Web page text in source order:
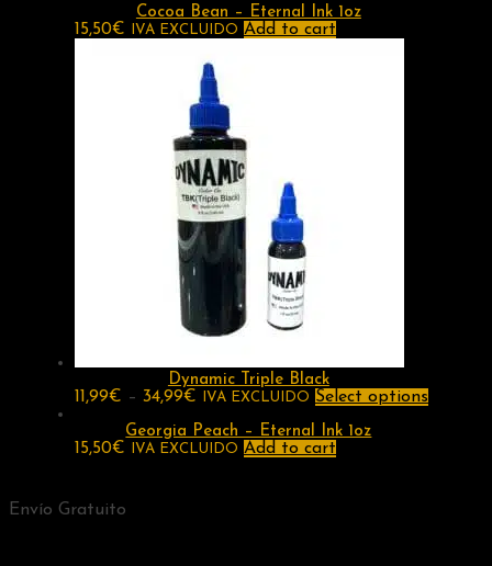
Cocoa Bean – Eternal Ink 1oz
15,50€ IVA EXCLUIDO Add to cart
Dynamic Triple Black
11,99€ – 34,99€ IVA EXCLUIDO Select options
Georgia Peach – Eternal Ink 1oz
15,50€ IVA EXCLUIDO Add to cart
Envío Gratuito